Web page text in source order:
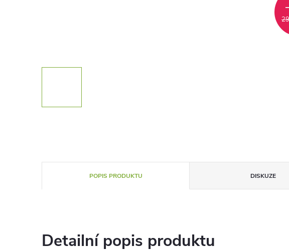
POPIS PRODUKTU DISKUZE
Detailní popis produktu